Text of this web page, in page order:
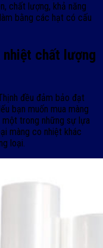
chất lượng, khả năng
bằng các hạt có cấu
chất lượng
đều đảm bảo đạt
bạn muốn mua màng
một trong những sự lựa
màng co nhiệt khác
loại.